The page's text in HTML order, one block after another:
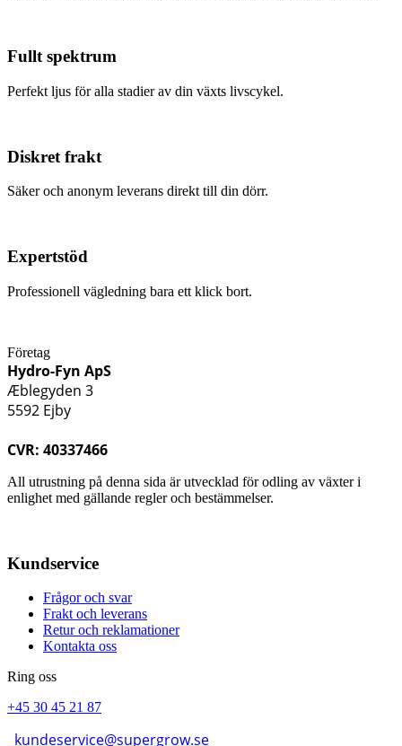
Fullt spektrum
Perfekt ljus för alla stadier av din växts livscykel.
Diskret frakt
Säker och anonym leverans direkt till din dörr.
Expertstöd
Professionell vägledning bara ett klick bort.
Företag
Hydro-Fyn ApS
Æblegyden 3
5592 Ejby
CVR: 40337466
All utrustning på denna sida är utvecklad för odling av växter i
enlighet med gällande regler och bestämmelser.
Kundservice
Frågor och svar
Frakt och leverans
Retur och reklamationer
Kontakta oss
Ring oss
+45 30 45 21 87
kundeservice@supergrow.se